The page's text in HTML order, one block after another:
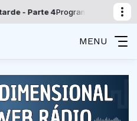
4Programação Tridimensional
MENU